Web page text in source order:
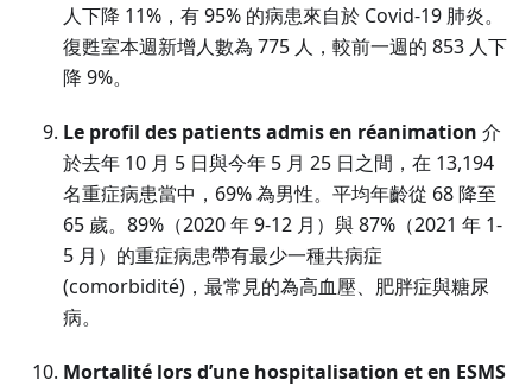
人下降 11%，有 95% 的病患來自於 Covid-19 肺炎。
復甦室本週新增人數為 775 人，較前一週的 853 人下
降 9%。
Le profil des patients admis en réanimation 介
於去年 10 月 5 日與今年 5 月 25 日之間，在 13,194
名重症病患當中，69% 為男性。平均年齡從 68 降至
65 歲。89%（2020 年 9-12 月）與 87%（2021 年 1-
5 月）的重症病患帶有最少一種共病症
(comorbidité)，最常見的為高血壓、肥胖症與糖尿
病。
Mortalité lors d’une hospitalisation et en ESMS